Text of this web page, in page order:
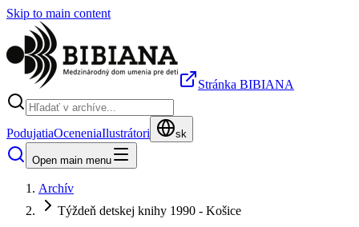
Skip to main content
Stránka BIBIANA
PodujatiaOceneniaIlustrátori sk
Open main menu
Archív
Týždeň detskej knihy 1990 - Košice